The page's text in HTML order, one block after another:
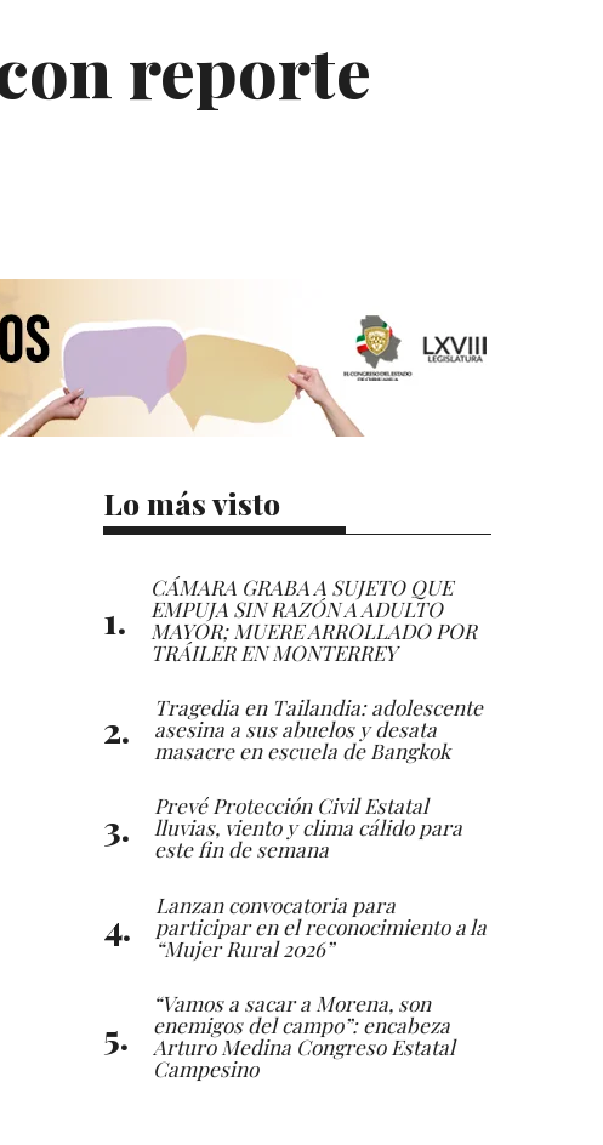
reporte
Lo más visto
CÁMARA GRABA A SUJETO QUE
EMPUJA SIN RAZÓN A ADULTO
MAYOR; MUERE ARROLLADO POR
TRÁILER EN MONTERREY
Tragedia en Tailandia: adolescente
asesina a sus abuelos y desata
masacre en escuela de Bangkok
Prevé Protección Civil Estatal
lluvias, viento y clima cálido para
este fin de semana
Lanzan convocatoria para
participar en el reconocimiento a la
“Mujer Rural 2026”
“Vamos a sacar a Morena, son
enemigos del campo”: encabeza
Arturo Medina Congreso Estatal
Campesino